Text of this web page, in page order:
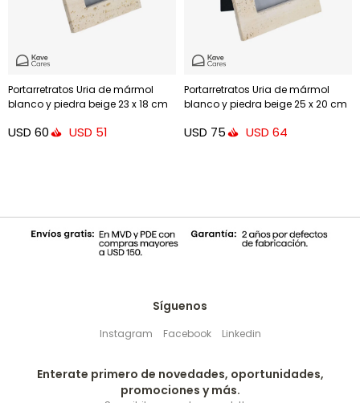
Portarretratos Uria de mármol
blanco y piedra beige 23 x 18 cm
USD 60 USD 51
Portarretratos Uria de mármol
blanco y piedra beige 25 x 20 cm
USD 75 USD 64
Síguenos
Instagram Facebook Linkedin
Enterate primero de novedades, oportunidades,
promociones y más.